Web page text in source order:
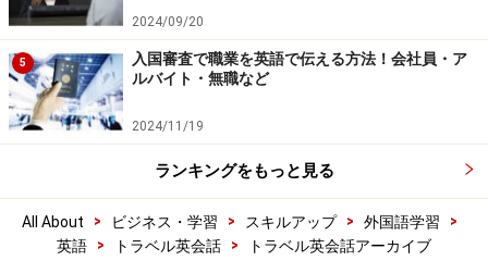
2024/09/20
5
入国審査で職業を英語で伝える方法！会社員・ア
ルバイト・無職など
2024/11/19
ランキングをもっと見る
All About > ビジネス・学習 > スキルアップ > 外国語学習
>
英語
> トラベル英会話 > トラベル英会話アーカイブ